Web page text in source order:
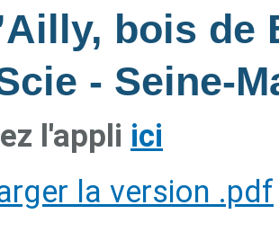
bois
- Seine-
l'appli ici
la version .pdf